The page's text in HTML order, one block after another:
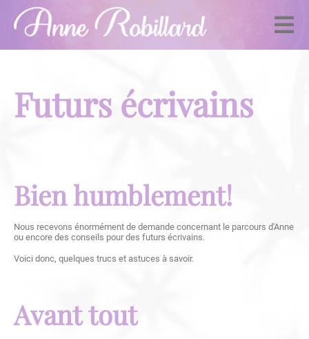
Futurs écrivains
Bien humblement!
Nous recevons énormément de demande concernant le parcours d'Anne
ou encore des conseils pour des futurs écrivains.
Voici donc, quelques trucs et astuces à savoir.
Avant tout